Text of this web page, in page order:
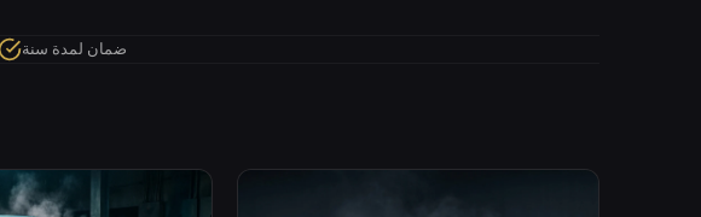
ضمان لمدة سنة